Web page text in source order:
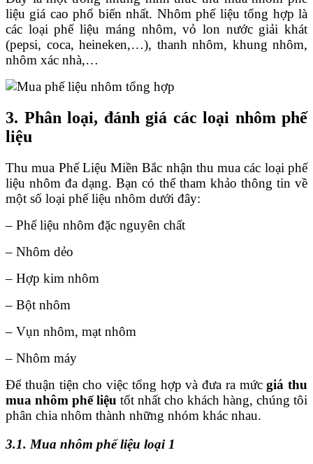
liệu giá cao phổ biến nhất. Nhôm phế liệu tổng hợp là
các loại phế liệu máng nhôm, vỏ lon nước giải khát
(pepsi, coca, heineken,…), thanh nhôm, khung nhôm,
nhôm xác nhà,…
3. Phân loại, đánh giá các loại nhôm phế
liệu
Thu mua Phế Liệu Miền Bắc nhận thu mua các loại phế
liệu nhôm đa dạng. Bạn có thể tham khảo thông tin về
một số loại phế liệu nhôm dưới đây:
– Phế liệu nhôm đặc nguyên chất
– Nhôm dẻo
– Hợp kim nhôm
– Bột nhôm
– Vụn nhôm, mạt nhôm
– Nhôm máy
Để thuận tiện cho việc tổng hợp và đưa ra mứcgiá thu
mua nhôm phế liệu tốt nhất cho khách hàng, chúng tôi
phân chia nhôm thành những nhóm khác nhau.
3.1. Mua nhôm phế liệu loại 1